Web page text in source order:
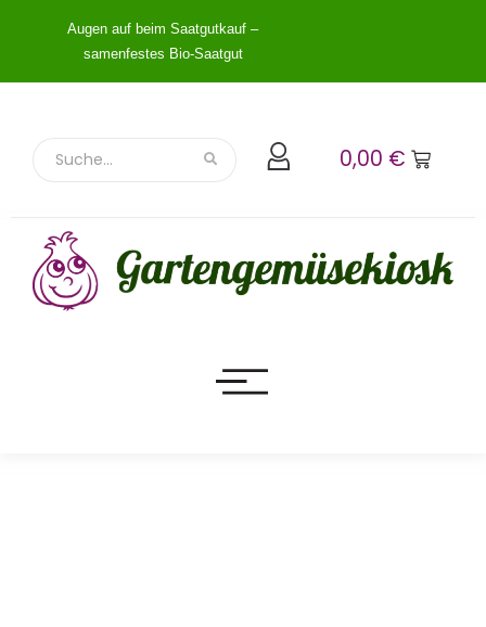
Augen auf beim Saatgutkauf –
samenfestes Bio-Saatgut
0,00 €